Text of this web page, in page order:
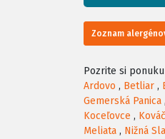
−
Zoznam
Pozrite si
Ardovo , Betliar ,
Gemerská Panica ,
Koceľovce ,
Meliata , Nižná